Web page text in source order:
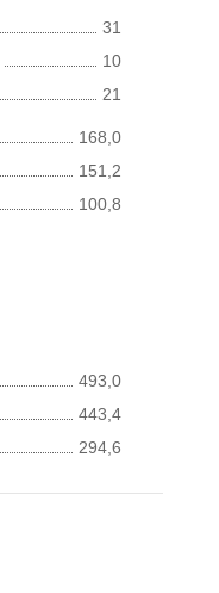
31
10
21
168,0
151,2
100,8
493,0
443,4
294,6